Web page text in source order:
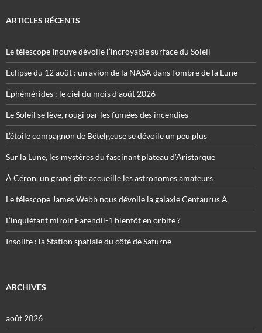
ARTICLES RÉCENTS
Le télescope Inouye dévoile l’incroyable surface du Soleil
Éclipse du 12 août : un avion de la NASA dans l’ombre de la Lune
Éphémérides : le ciel du mois d’août 2026
Le Soleil se lève, rougi par les fumées des incendies
L’étoile compagnon de Bételgeuse se dévoile un peu plus
Sur la Lune, les mystères du fascinant plateau d’Aristarque
À Céron, un grand gîte accueille les astronomes amateurs
Le télescope James Webb nous dévoile la galaxie Centaurus A
L’inquiétant miroir Eärendil-1 bientôt en orbite ?
Insolite : la Station spatiale du côté de Saturne
ARCHIVES
août 2026